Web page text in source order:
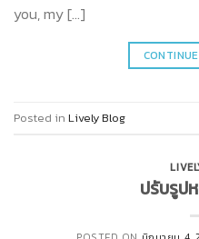
you, my […]
Posted in Lively Blog
ปรับรูป